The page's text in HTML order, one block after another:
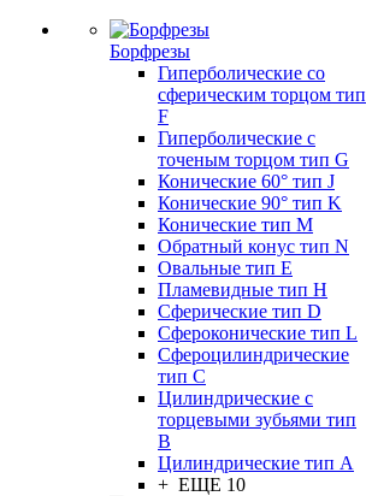
Борфрезы
Гиперболические cо
сферическим торцом тип
F
Гиперболические с
точеным торцом тип G
Конические 60° тип J
Конические 90° тип K
Конические тип M
Обратный конус тип N
Овальные тип E
Пламевидные тип H
Сферические тип D
Сфероконические тип L
Сфероцилиндрические
тип C
Цилиндрические с
торцевыми зубьями тип
B
Цилиндрические тип А
+ ЕЩЕ 10